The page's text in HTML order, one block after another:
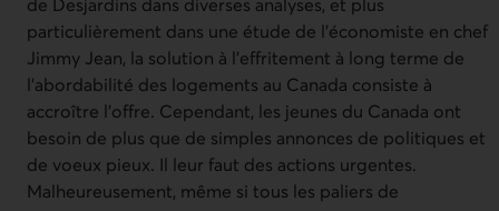
de Desjardins dans diverses analyses, et plus
particulièrement dans une étude de l’économiste en chef
Jimmy Jean, la solution à l’effritement à long terme de
l’abordabilité des logements au Canada consiste à
accroître l’offre. Cependant, les jeunes du Canada ont
besoin de plus que de simples annonces de politiques et
de voeux pieux. Il leur faut des actions urgentes.
Malheureusement, même si tous les paliers de